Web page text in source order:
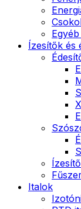
Ízesítők és
Italok